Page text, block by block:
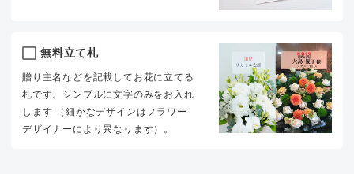
無料立て札
贈り主名などを記載してお花に立てる
札です。シンプルに文字のみをお入れ
します （細かなデザインはフラワー
デザイナーにより異なります）。